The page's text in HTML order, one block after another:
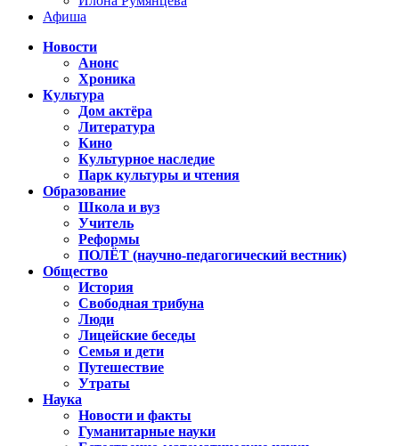
Афиша
Новости
Анонс
Хроника
Культура
Дом актёра
Литература
Кино
Культурное наследие
Парк культуры и чтения
Образование
Школа и вуз
Учитель
Реформы
ПОЛЁТ (научно-педагогический вестник)
Общество
История
Свободная трибуна
Люди
Лицейские беседы
Семья и дети
Путешествие
Утраты
Наука
Новости и факты
Гуманитарные науки